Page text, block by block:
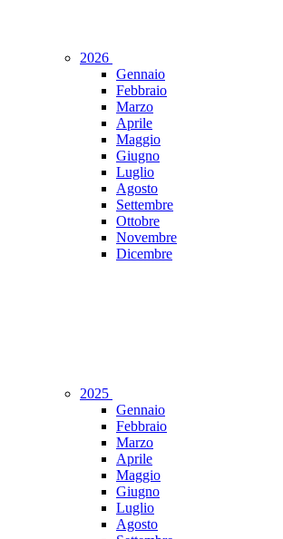
2026
Gennaio
Febbraio
Marzo
Aprile
Maggio
Giugno
Luglio
Agosto
Settembre
Ottobre
Novembre
Dicembre
2025
Gennaio
Febbraio
Marzo
Aprile
Maggio
Giugno
Luglio
Agosto